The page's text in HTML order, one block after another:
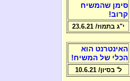
סימן שהמשיח
קרוב!
י"ג בתמוז/ 23.6.21
האינטרנט הוא
הכלי של המשיח!
ל' בסיון/ 10.6.21